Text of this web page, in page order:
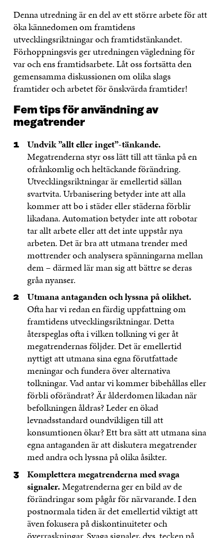
Denna utredning är en del av ett större arbete för att
öka kännedomen om framtidens
utvecklingsriktningar och framtidstänkandet.
Förhoppningsvis ger utredningen vägledning för
var och ens framtidsarbete. Låt oss fortsätta den
gemensamma diskussionen om olika slags
framtider och arbetet för önskvärda framtider!
Fem tips för användning av
megatrender
Undvik ”allt eller inget”-tänkande.
Megatrenderna styr oss lätt till att tänka på en
ofrånkomlig och heltäckande förändring.
Utvecklingsriktningar är emellertid sällan
svartvita. Urbanisering betyder inte att alla
kommer att bo i städer eller städerna förblir
likadana. Automation betyder inte att robotar
tar allt arbete eller att det inte uppstår nya
arbeten. Det är bra att utmana trender med
mottrender och analysera spänningarna mellan
dem – därmed lär man sig att bättre se deras
gråa nyanser.
Utmana antaganden och lyssna på olikhet.
Ofta har vi redan en färdig uppfattning om
framtidens utvecklingsriktningar. Detta
återspeglas ofta i vilken tolkning vi ger åt
megatrendernas följder. Det är emellertid
nyttigt att utmana sina egna förutfattade
meningar och fundera över alternativa
tolkningar. Vad antar vi kommer bibehållas eller
förbli oförändrat? Är ålderdomen likadan när
befolkningen åldras? Leder en ökad
levnadsstandard oundvikligen till att
konsumtionen ökar? Ett bra sätt att utmana sina
egna antaganden är att diskutera megatrender
med andra och lyssna på olika åsikter.
Komplettera megatrenderna med svaga
signaler.Megatrenderna ger en bild av de
förändringar som pågår för närvarande. I den
postnormala tiden är det emellertid viktigt att
även fokusera på diskontinuiteter och